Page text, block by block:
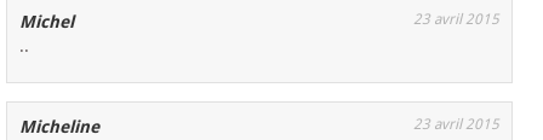
Michel 23 avril 2015
..
Micheline 23 avril 2015